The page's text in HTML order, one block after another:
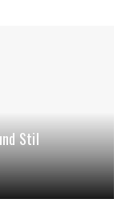
Stil